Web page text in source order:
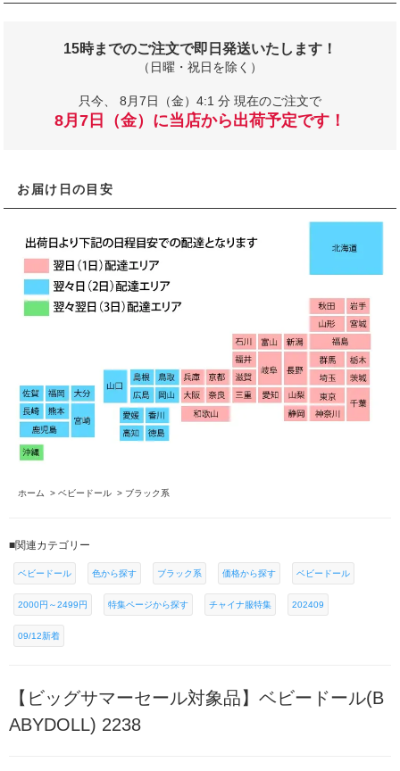
15時までのご注文で即日発送いたします！
（日曜・祝日を除く）
只今、 8月7日（金）4:1 分 現在のご注文で
8月7日（金）に当店から出荷予定です！
お届け日の目安
ホーム > ベビードール > ブラック系
■関連カテゴリー
ベビードール 色から探す ブラック系 価格から探す ベビードール
2000円～2499円 特集ページから探す チャイナ服特集 202409
09/12新着
【ビッグサマーセール対象品】ベビードール(B
ABYDOLL) 2238